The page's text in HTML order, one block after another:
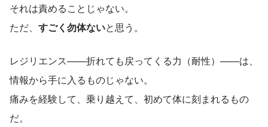
それは責めることじゃない。
ただ、 すごく勿体ないと思う。
レジリエンス——折れても戻ってくる力（耐性）——は、
情報から手に入るものじゃない。
痛みを経験して、乗り越えて、初めて体に刻まれるもの
だ。